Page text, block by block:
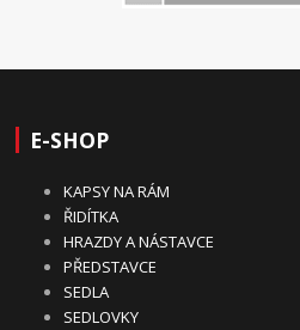
E-SHOP
KAPSY NA RÁM
ŘIDÍTKA
HRAZDY A NÁSTAVCE
PŘEDSTAVCE
SEDLA
SEDLOVKY